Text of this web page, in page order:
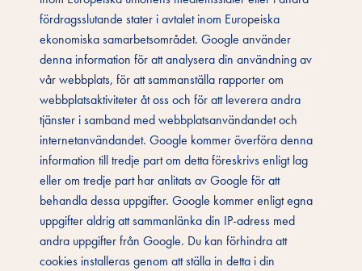
fördragsslutande stater i avtalet inom Europeiska
ekonomiska samarbetsområdet. Google använder
denna information för att analysera din användning av
vår webbplats, för att sammanställa rapporter om
webbplatsaktiviteter åt oss och för att leverera andra
tjänster i samband med webbplatsanvändandet och
internetanvändandet. Google kommer överföra denna
information till tredje part om detta föreskrivs enligt lag
eller om tredje part har anlitats av Google för att
behandla dessa uppgifter. Google kommer enligt egna
uppgifter aldrig att sammanlänka din IP-adress med
andra uppgifter från Google. Du kan förhindra att
cookies installeras genom att ställa in detta i din